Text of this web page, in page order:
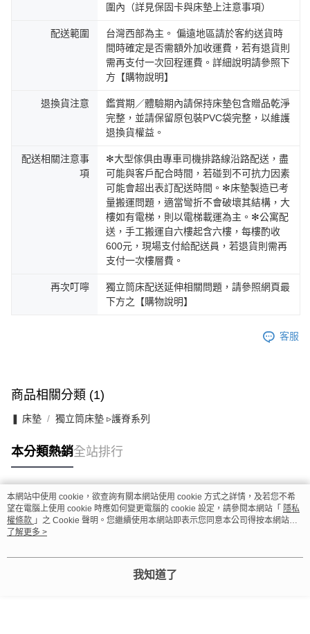
圍內（詳見保固卡與床墊上注意事項）
配送範圍
台灣西部為主。 偏遠地區請於客約送貨時
間時確定是否需額外加收運費，若有退貨則
需再支付一次回程運費。詳細說明請參照下
方【購物說明】
退換貨注意
鑑賞期／體驗期內請保持床墊包含贈品乾淨
完整，並請保留原包裝PVC袋完整，以維護
退換貨權益。
配送相關注意事
項
✻大型傢俱由專車司機排路線沿路配送，盡
可能與客戶配合時間，若碰到不可抗力因素
可能會超出表訂配送時間。✻床墊製造已考
量搬運問題，適當彎折不會破壞其結構，大
樓如有電梯，則以電梯載運為主。✻公寓配
送，手工搬運自六樓起含六樓，每樓酌收
600元，現場支付給配送員，若退貨則需再
支付一次樓層費。
再次叮嚀
獨立筒床配送延伸相關問題，請參照網頁最
下方之【購物說明】
客服
商品相關分類 (1)
❚ 床墊 獨立筒床墊 ▹護脊系列
本分類熱銷全站排行
熱門標籤
本網站中使用 cookie，欲查詢有關本網站使用 cookie 方式之詳情，及若您不希
望在電腦上使用 cookie 時應如何變更電腦的 cookie 設定，請參閱本網站「 隱私
權條款 」之 Cookie 聲明。您繼續使用本網站即表示您同意本公司得按本網站使
用條款之 Cookie 聲明使用 cookie。
了解更多 >
我知道了